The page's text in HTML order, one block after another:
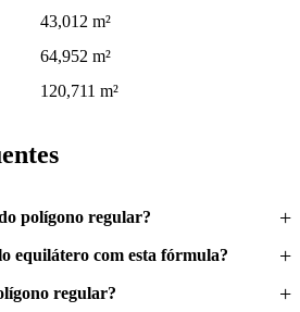
43,012 m²
64,952 m²
120,711 m²
polígono regular?
equilátero com esta fórmula?
regular?